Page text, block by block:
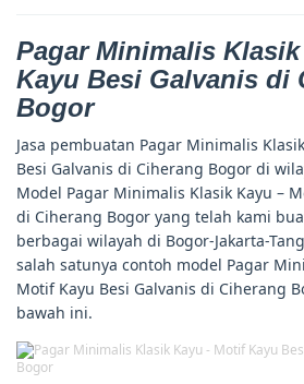
Pagar Minimalis
Kayu Besi Galvanis di
Bogor
Jasa pembuatan Pagar Minimalis
Besi Galvanis di Ciherang Bogor di
Model Pagar Minimalis Klasik Kayu –
di Ciherang Bogor yang telah kami
berbagai wilayah di Bogor-Jakarta-
salah satunya contoh model Pagar
Motif Kayu Besi Galvanis di Ciherang
bawah ini.